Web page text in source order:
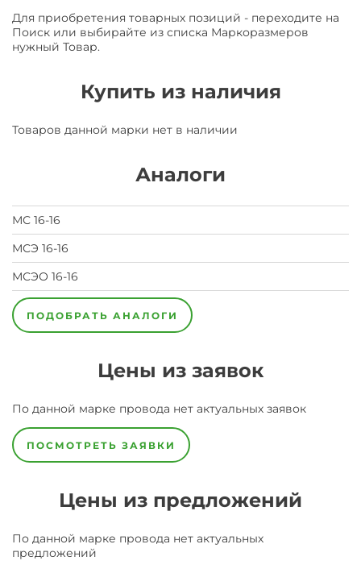
Для приобретения товарных позиций - переходите на
Поиск или выбирайте из списка Маркоразмеров
нужный Товар.
Купить из наличия
Товаров данной марки нет в наличии
Аналоги
МС 16-16
МСЭ 16-16
МСЭО 16-16
ПОДОБРАТЬ АНАЛОГИ
Цены из заявок
По данной марке провода нет актуальных заявок
ПОСМОТРЕТЬ ЗАЯВКИ
Цены из предложений
По данной марке провода нет актуальных
предложений